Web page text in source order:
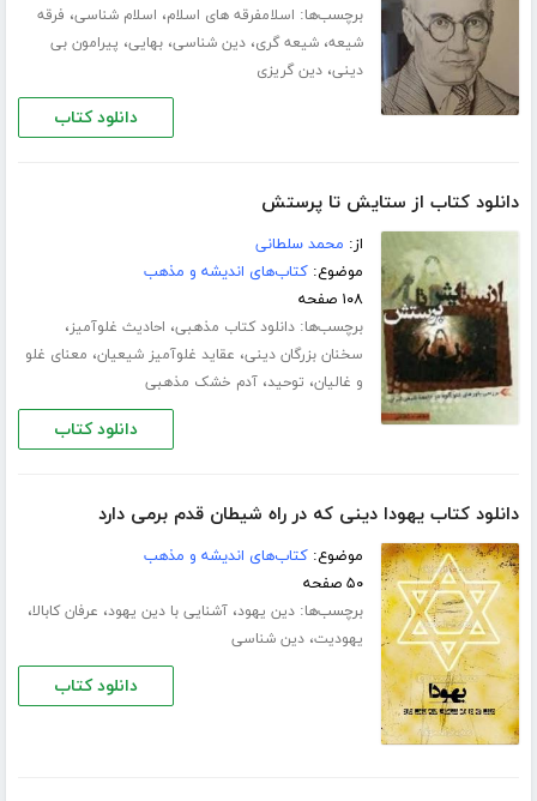
برچسب‌ها: اسلامفرقه های اسلام، اسلام شناسی، فرقه
شیعه،شیعه گری،دین شناسی،بهایی، پیرامون بی
دینی،دین گریزی
دانلود کتاب
دانلود کتاب از ستایش تا پرستش
از: محمد سلطانی
موضوع:کتاب‌های اندیشه و مذهب
۱۰۸ صفحه
برچسب‌ها:دانلود کتاب مذهبی، احادیث غلوآمیز،
سخنان بزرگان دینی، عقاید غلوآمیز شیعیان، معنای غلو
و غالیان، توحید،آدم خشک مذهبی
دانلود کتاب
دانلود کتاب یهودا دینی که در راه شیطان قدم برمی دارد
موضوع:کتاب‌های اندیشه و مذهب
۵۰ صفحه
برچسب‌ها:دین یهود،آشنایی با دین یهود، عرفان کابالا،
یهودیت،دین شناسی
دانلود کتاب